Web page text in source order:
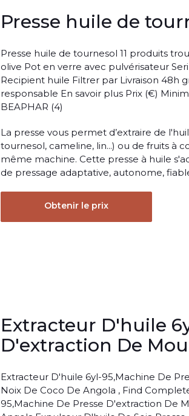
Presse huile de
Presse huile de tournesol 11 produits
olive Pot en verre avec pulvérisateur
Recipient huile Filtrer par Livraison 48h
responsable En savoir plus Prix (€)
BEAPHAR (4)
La presse vous permet d’extraire de
tournesol, cameline, lin...) ou de fruits à
même machine. Cette presse à huile
de pressage adaptative, autonome,
Obtenir le prix
Extracteur D'huile
D'extraction De
Extracteur D'huile 6yl-95,Machine De
Noix De Coco De Angola , Find
95,Machine De Presse D'extraction De